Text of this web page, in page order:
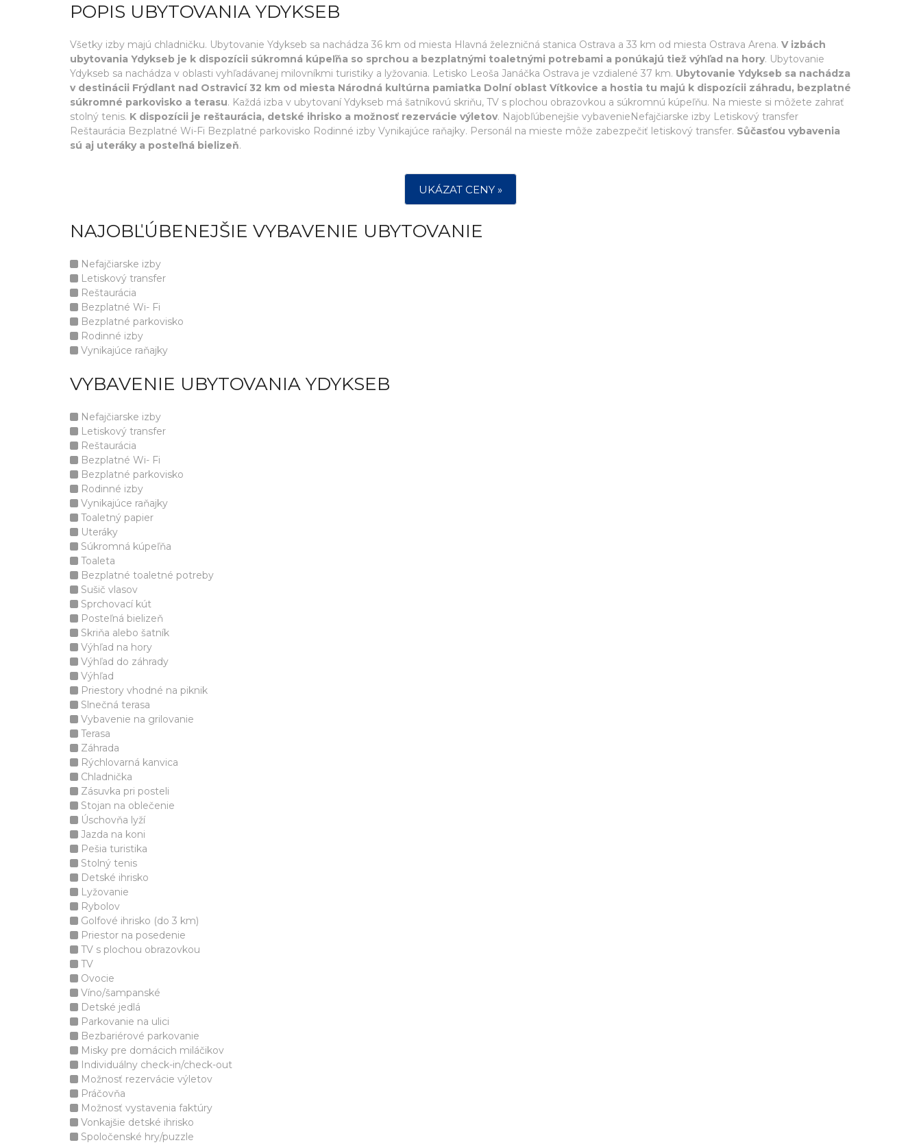
POPIS UBYTOVANIA YDYKSEB
Všetky izby majú chladničku. Ubytovanie Ydykseb sa nachádza 36 km od miesta Hlavná železničná stanica Ostrava a 33 km od miesta Ostrava Arena. V izbách
ubytovania Ydykseb je k dispozícii súkromná kúpeľňa so sprchou a bezplatnými toaletnými potrebami a ponúkajú tiež výhľad na hory. Ubytovanie
Ydykseb sa nachádza v oblasti vyhľadávanej milovníkmi turistiky a lyžovania. Letisko Leoša Janáčka Ostrava je vzdialené 37 km. Ubytovanie Ydykseb sa nachádza
v destinácii Frýdlant nad Ostravicí 32 km od miesta Národná kultúrna pamiatka Dolní oblast Vítkovice a hostia tu majú k dispozícii záhradu, bezplatné
súkromné parkovisko a terasu. Každá izba v ubytovaní Ydykseb má šatníkovú skriňu, TV s plochou obrazovkou a súkromnú kúpeľňu. Na mieste si môžete zahrať
stolný tenis. K dispozícii je reštaurácia, detské ihrisko a možnosť rezervácie výletov. Najobľúbenejšie vybavenieNefajčiarske izby Letiskový transfer
Reštaurácia Bezplatné Wi-Fi Bezplatné parkovisko Rodinné izby Vynikajúce raňajky. Personál na mieste môže zabezpečiť letiskový transfer. Sůčasťou vybavenia
sú aj uteráky a posteľná bielizeň.
UKÁZAT CENY »
NAJOBĽÚBENEJŠIE VYBAVENIE UBYTOVANIE
Nefajčiarske izby
Letiskový transfer
Reštaurácia
Bezplatné Wi- Fi
Bezplatné parkovisko
Rodinné izby
Vynikajúce raňajky
VYBAVENIE UBYTOVANIA YDYKSEB
Nefajčiarske izby
Letiskový transfer
Reštaurácia
Bezplatné Wi- Fi
Bezplatné parkovisko
Rodinné izby
Vynikajúce raňajky
Toaletný papier
Uteráky
Súkromná kúpeľňa
Toaleta
Bezplatné toaletné potreby
Sušič vlasov
Sprchovací kút
Posteľná bielizeň
Skriňa alebo šatník
Výhľad na hory
Výhľad do záhrady
Výhľad
Priestory vhodné na piknik
Slnečná terasa
Vybavenie na grilovanie
Terasa
Záhrada
Rýchlovarná kanvica
Chladnička
Zásuvka pri posteli
Stojan na oblečenie
Úschovňa lyží
Jazda na koni
Pešia turistika
Stolný tenis
Detské ihrisko
Lyžovanie
Rybolov
Golfové ihrisko (do 3 km)
Priestor na posedenie
TV s plochou obrazovkou
TV
Ovocie
Víno/šampanské
Detské jedlá
Parkovanie na ulici
Bezbariérové parkovanie
Misky pre domácich miláčikov
Individuálny check-in/check-out
Možnosť rezervácie výletov
Práčovňa
Možnosť vystavenia faktúry
Vonkajšie detské ihrisko
Spoločenské hry/puzzle